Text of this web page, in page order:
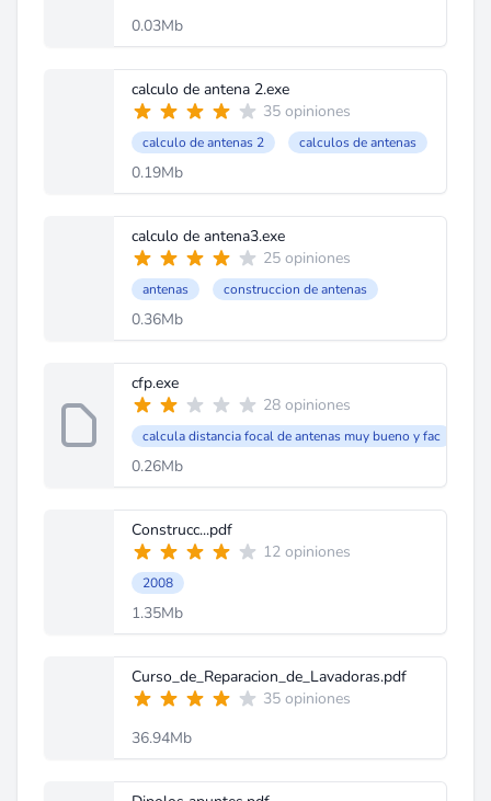
0.03Mb
calculo de antena 2.exe
35 opiniones
calculo de antenas 2 calculos de antenas
0.19Mb
calculo de antena3.exe
25 opiniones
antenas construccion de antenas
0.36Mb
cfp.exe
28 opiniones
calcula distancia focal de antenas muy bueno y fac
0.26Mb
Construcc...pdf
12 opiniones
2008
1.35Mb
Curso_de_Reparacion_de_Lavadoras.pdf
35 opiniones
36.94Mb